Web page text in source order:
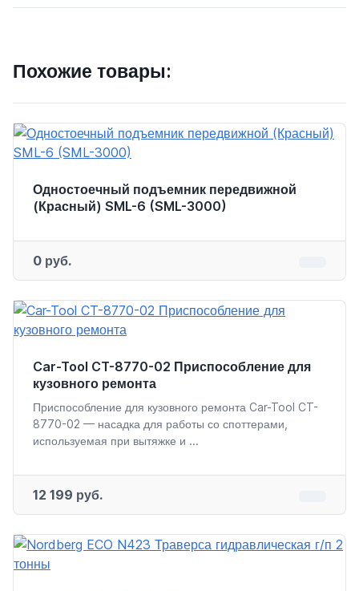
Похожие товары:
Одностоечный подъемник передвижной
(Красный) SML-6 (SML-3000)
0 руб.
Car-Tool CT-8770-02 Приспособление для
кузовного ремонта
Приспособление для кузовного ремонта Car-Tool CT-
8770-02 — насадка для работы со споттерами,
используемая при вытяжке и ...
12 199 руб.